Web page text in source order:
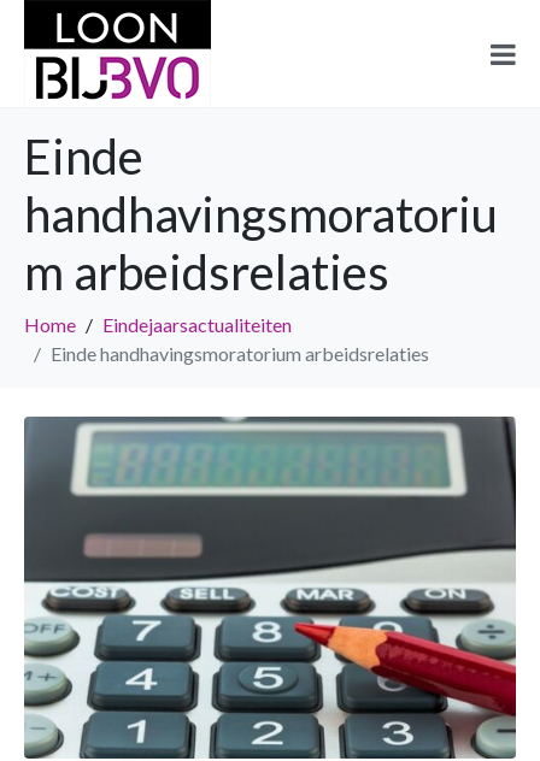
Einde
handhavingsmoratoriu
m arbeidsrelaties
Home
Eindejaarsactualiteiten
Einde handhavingsmoratorium arbeidsrelaties